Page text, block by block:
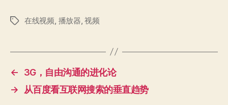
标
在线视频 播放器 ,视频
←
3G，自由沟通的进化论
→
从百度看互联网搜索的垂直趋势